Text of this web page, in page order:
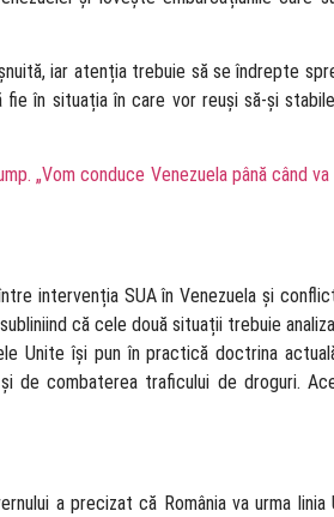
iar atenția trebuie să se îndrepte
fie în situația în care vor reuși să-și
„Vom conduce Venezuela până când
intervenția SUA în Venezuela și
că cele două situații trebuie
Unite își pun în practică doctrina
de combaterea traficului de droguri.
a precizat că România va urma linia